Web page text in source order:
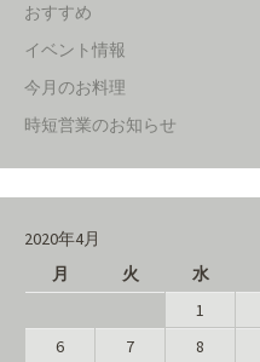
おすすめ
イベント情報
今月のお料理
時短営業のお知らせ
2020年4月
月
火 水
1
6
7 8